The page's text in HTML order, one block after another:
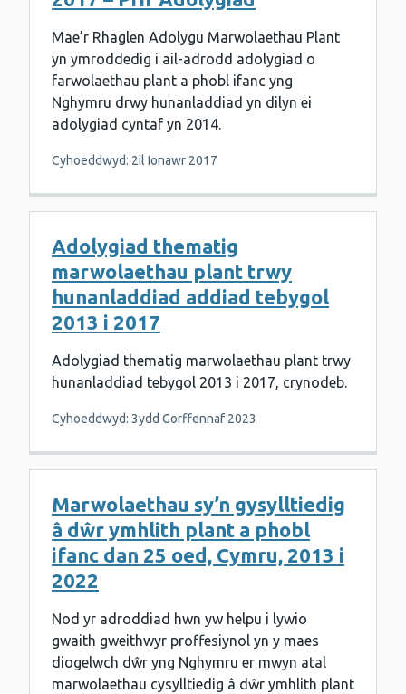
Mae’r Rhaglen Adolygu Marwolaethau Plant
yn ymroddedig i ail-adrodd adolygiad o
farwolaethau plant a phobl ifanc yng
Nghymru drwy hunanladdiad yn dilyn ei
adolygiad cyntaf yn 2014.
Cyhoeddwyd: 2il Ionawr 2017
Adolygiad thematig
marwolaethau plant trwy
hunanladdiad addiad tebygol
2013 i 2017
Adolygiad thematig marwolaethau plant trwy
hunanladdiad tebygol 2013 i 2017, crynodeb.
Cyhoeddwyd: 3ydd Gorffennaf 2023
Marwolaethau sy’n gysylltiedig
â dŵr ymhlith plant a phobl
ifanc dan 25 oed, Cymru, 2013 i
2022
Nod yr adroddiad hwn yw helpu i lywio
gwaith gweithwyr proffesiynol yn y maes
diogelwch dŵr yng Nghymru er mwyn atal
marwolaethau cysylltiedig â dŵr ymhlith plant